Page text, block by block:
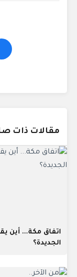
مقالات ذات
اتفاق مكة... أين
الجديدة؟